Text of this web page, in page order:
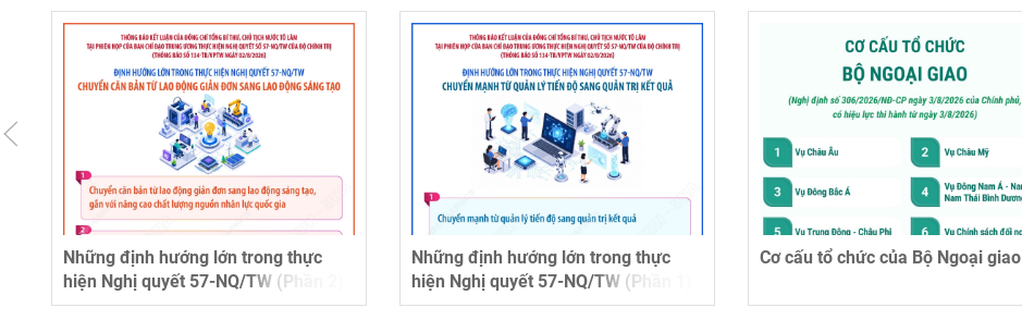
Những định hướng lớn trong thực
hiện Nghị quyết 57-NQ/TW (Phần 2)
Những định hướng lớn trong thực
hiện Nghị quyết 57-NQ/TW (Phần 1)
Cơ cấu tổ chức của Bộ Ngoại giao